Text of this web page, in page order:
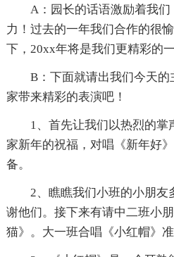
A：园长的话语激励着我
力！过去的一年我们合作的很
下，20xx年将是我们更精彩的一
B：下面就请出我们今天
家带来精彩的表演吧！
1、首先让我们以热烈的掌
家新年的祝福，对唱《新年好
备。
2、瞧瞧我们小班的小朋
谢他们。接下来有请中二班小
猫》。大一班合唱《小红帽》